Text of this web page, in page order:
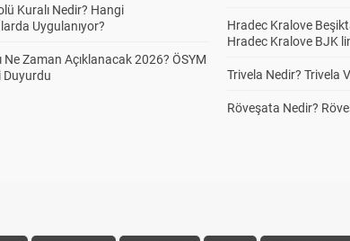
Kuralı Nedir? Hangi
Uygulanıyor?
Ne Zaman Açıklanacak 2026? ÖSYM
Duyurdu
Hradec Kralove
Hradec Kralove BJK
Trivela Nedir? Trivela
Röveşata Nedir?